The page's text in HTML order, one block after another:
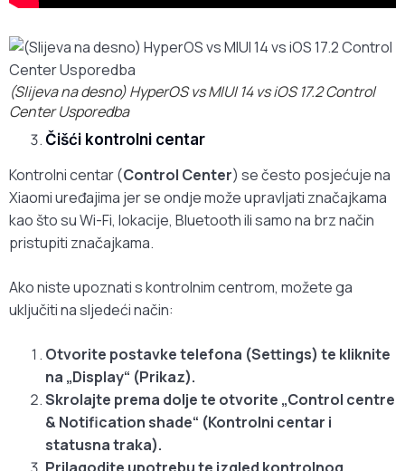
(Slijeva na desno) HyperOS vs MIUI 14 vs iOS 17.2 Control
Center Usporedba
Čišći kontrolni centar
Kontrolni centar (Control Center) se često posjećuje na
Xiaomi uređajima jer se ondje može upravljati značajkama
kao što su Wi-Fi, lokacije, Bluetooth ili samo na brz način
pristupiti značajkama.
Ako niste upoznati s kontrolnim centrom, možete ga
uključiti na sljedeći način:
Otvorite postavke telefona (Settings) te kliknite
na „Display“ (Prikaz).
Skrolajte prema dolje te otvorite „Control centre
& Notification shade“ (Kontrolni centar i
statusna traka).